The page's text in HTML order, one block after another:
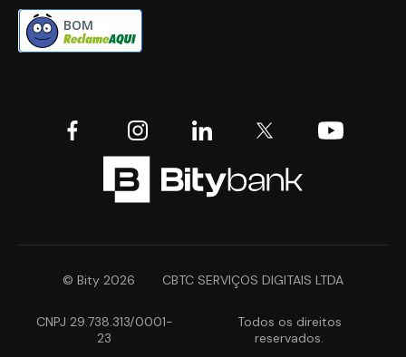
BOM
© Bity 2026 CBTC SERVIÇOS DIGITAIS LTDA
CNPJ 29.738.313/0001-
23
Todos os direitos
reservados.